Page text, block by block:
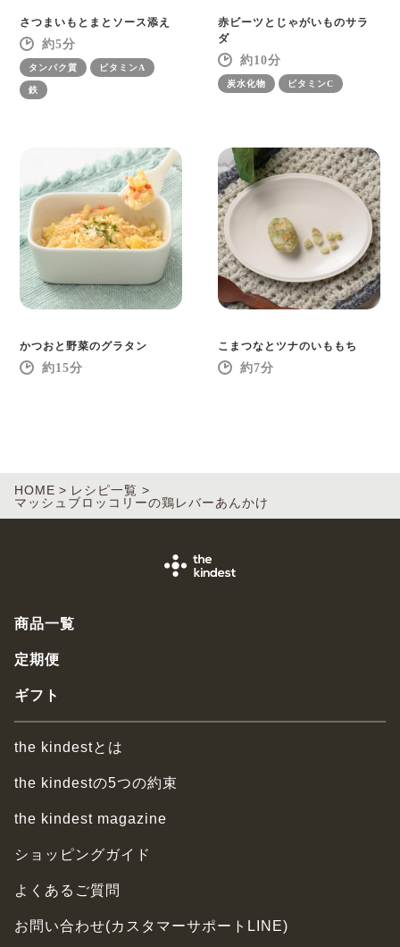
さつまいもとまとソース添え
5
タンパク質 ビタミンA
鉄
赤ビーツとじゃがいものサラ
ダ
10
炭水化物 ビタミンC
かつおと野菜のグラタン
15
こまつなとツナのいももち
7
HOME
レシピ一覧
マッシュブロッコリーの鶏レバーあんかけ
商品一覧
定期便
ギフト
the kindestとは
the kindestの5つの約束
the kindest magazine
ショッピングガイド
よくあるご質問
お問い合わせ(カスタマーサポートLINE)